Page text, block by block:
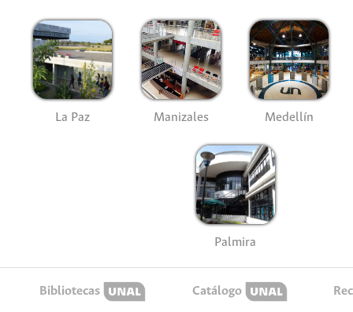
La Paz Manizales Medellín
Palmira
Bibliotecas Catálogo